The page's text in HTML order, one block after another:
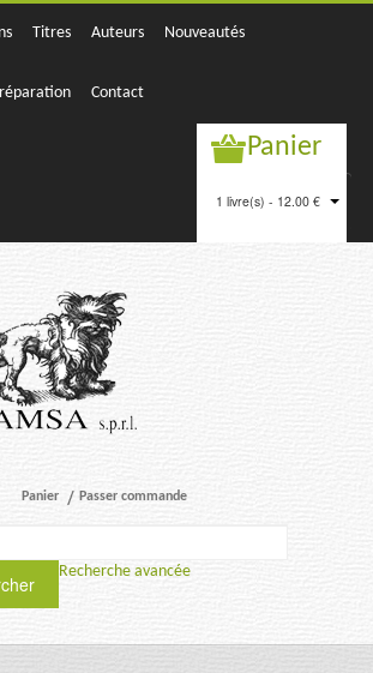
Titres Auteurs Nouveautés
Contact
Panier
1 livre(s) - 12.00 €
Panier Passer commande
Recherche avancée